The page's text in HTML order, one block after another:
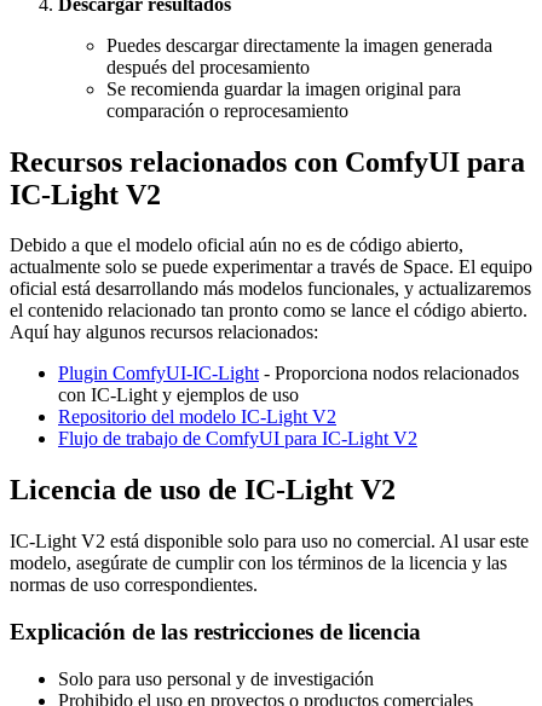
Puedes descargar directamente la imagen generada
después del procesamiento
Se recomienda guardar la imagen original para
comparación o reprocesamiento
Recursos relacionados con ComfyUI para
IC-Light V2
Debido a que el modelo oficial aún no es de código abierto,
actualmente solo se puede experimentar a través de Space. El equipo
oficial está desarrollando más modelos funcionales, y actualizaremos
el contenido relacionado tan pronto como se lance el código abierto.
Aquí hay algunos recursos relacionados:
Plugin ComfyUI-IC-Light- Proporciona nodos relacionados
con IC-Light y ejemplos de uso
Repositorio del modelo IC-Light V2
Flujo de trabajo de ComfyUI para IC-Light V2
Licencia de uso de IC-Light V2
IC-Light V2 está disponible solo para uso no comercial. Al usar este
modelo, asegúrate de cumplir con los términos de la licencia y las
normas de uso correspondientes.
Explicación de las restricciones de licencia
Solo para uso personal y de investigación
Prohibido el uso en proyectos o productos comerciales